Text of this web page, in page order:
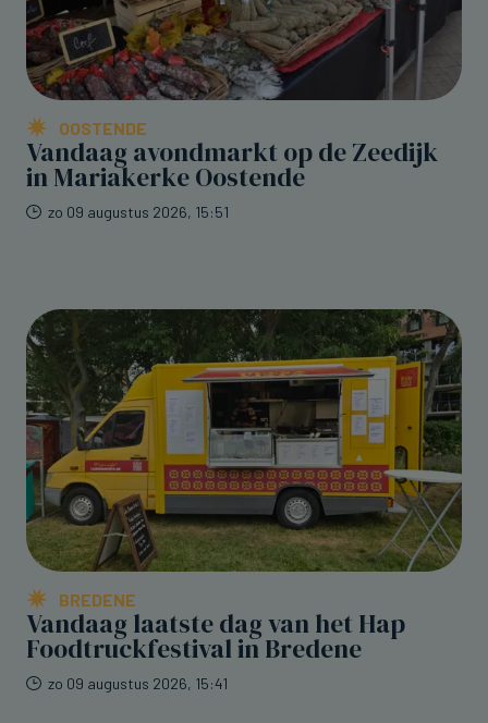
OOSTENDE
Vandaag avondmarkt op de Zeedijk
in Mariakerke Oostende
zo 09 augustus 2026, 15:51
BREDENE
Vandaag laatste dag van het Hap
Foodtruckfestival in Bredene
zo 09 augustus 2026, 15:41